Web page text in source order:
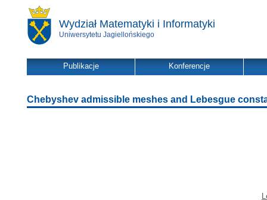
Wydział Matematyki i Informatyki
Uniwersytetu Jagiellońskiego
Publikacje Konferencje
Chebyshev admissible meshes and Lebesgue